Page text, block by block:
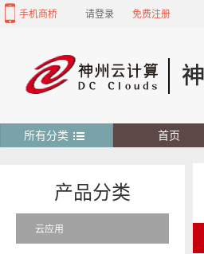
手机商桥 请登录 免费注册
所有分类 首页
产品分类
云应用